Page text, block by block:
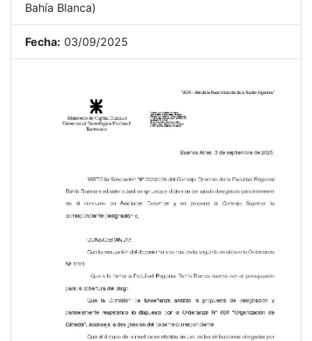
Bahía Blanca)
Fecha: 03/09/2025